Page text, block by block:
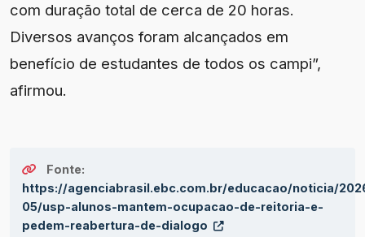
com duração total de cerca de 20 horas.
Diversos avanços foram alcançados em
benefício de estudantes de todos os campi”,
afirmou.
Fonte:
https://agenciabrasil.ebc.com.br/educacao/noticia/
05/usp-alunos-mantem-ocupacao-de-reitoria-e-
pedem-reabertura-de-dialogo